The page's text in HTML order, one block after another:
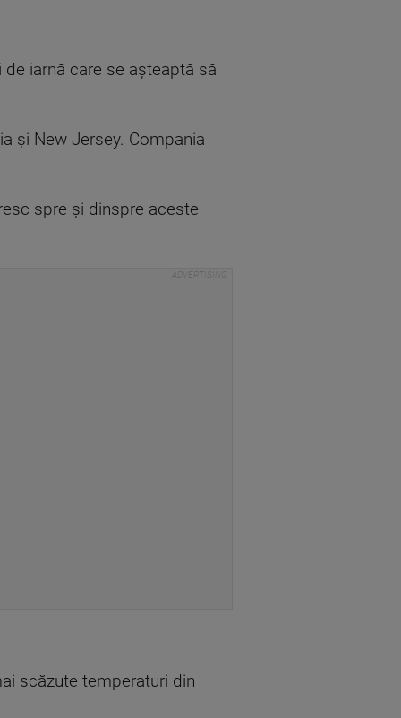
iarnă care se aşteaptă să
şi New Jersey. Compania
spre şi dinspre aceste
scăzute temperaturi din